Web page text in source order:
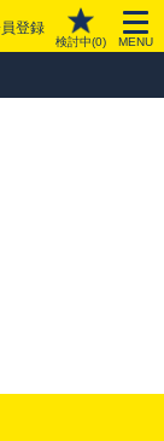
登録
検討中(0) MENU